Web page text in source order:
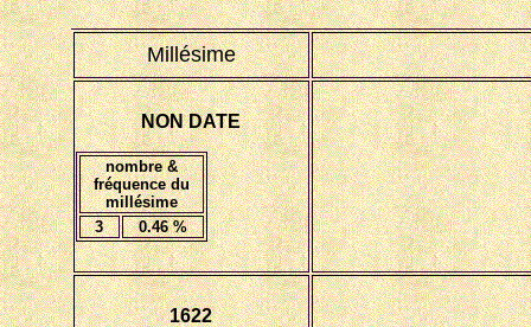
Millésime
NON DATE
nombre &
fréquence du
millésime
3
0.46 %
1622